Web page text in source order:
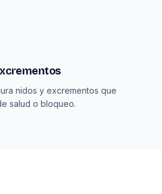
nidos y excrementos que
salud o bloqueo.